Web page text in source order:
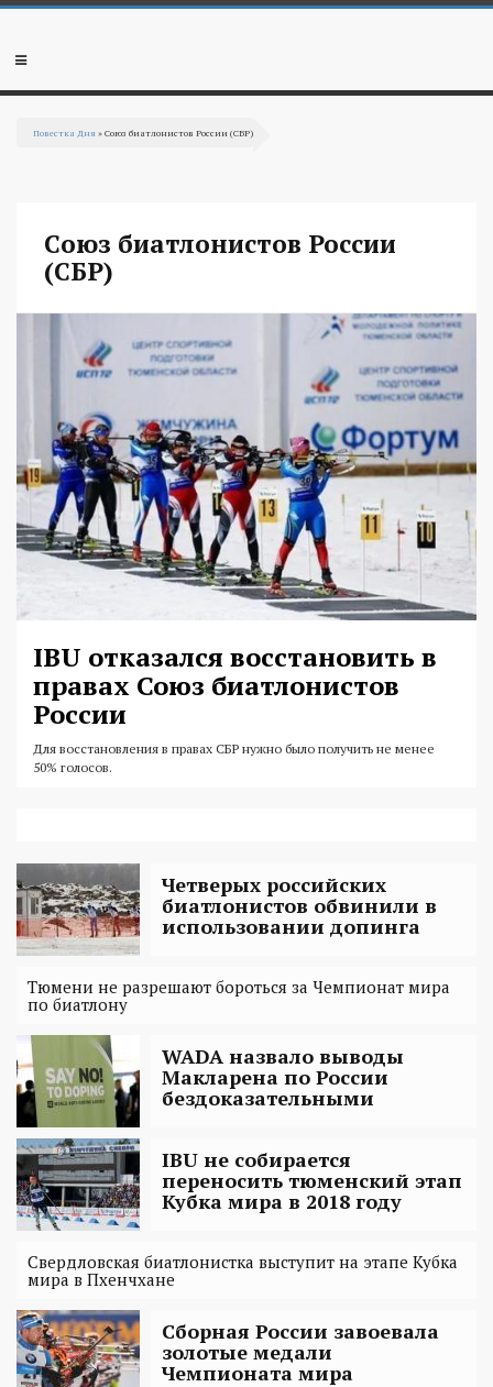
Перейти к основному содержанию
Мобильное
Повестка Дня » Союз биатлонистов России (СБР)
Союз биатлонистов России
(СБР)
IBU отказался восстановить в
правах Союз биатлонистов
России
Для восстановления в правах СБР нужно было получить не менее
50% голосов.
Четверых российских
биатлонистов обвинили в
использовании допинга
Тюмени не разрешают бороться за Чемпионат мира
по биатлону
WADA назвало выводы
Макларена по России
бездоказательными
IBU не собирается
переносить тюменский этап
Кубка мира в 2018 году
Свердловская биатлонистка выступит на этапе Кубка
мира в Пхенчхане
Сборная России завоевала
золотые медали
Чемпионата мира